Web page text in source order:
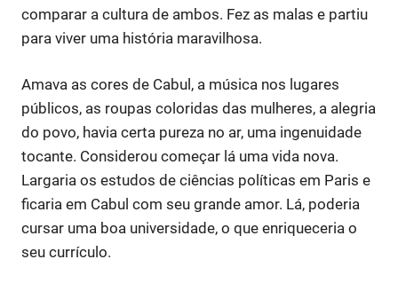
comparar a cultura de ambos. Fez as malas e partiu
para viver uma história maravilhosa.
Amava as cores de Cabul, a música nos lugares
públicos, as roupas coloridas das mulheres, a alegria
do povo, havia certa pureza no ar, uma ingenuidade
tocante. Considerou começar lá uma vida nova.
Largaria os estudos de ciências políticas em Paris e
ficaria em Cabul com seu grande amor. Lá, poderia
cursar uma boa universidade, o que enriqueceria o
seu currículo.